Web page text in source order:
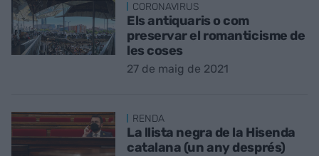
CORONAVIRUS
Els antiquaris o com
preservar el romanticisme de
les coses
27 de maig de 2021
RENDA
La llista negra de la Hisenda
catalana (un any després)